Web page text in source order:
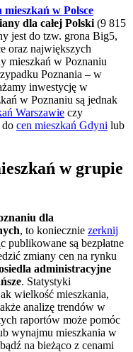
mieszkań w Polsce
dla całej Polski (9 815
jest do tzw. grona Big5,
oraz największych
mieszkań w Poznaniu
Poznania – w
inwestycję w
w Poznaniu są jednak
Warszawie czy
do cen mieszkań Gdyni lub
w grupie
dla
, to koniecznie zerknij
publikowane są bezpłatne
zmiany cen na rynku
administracyjne
. Statystyki
wielkość mieszkania,
analizę trendów w
raportów może pomóc
wynajmu mieszkania w
na bieżąco z cenami